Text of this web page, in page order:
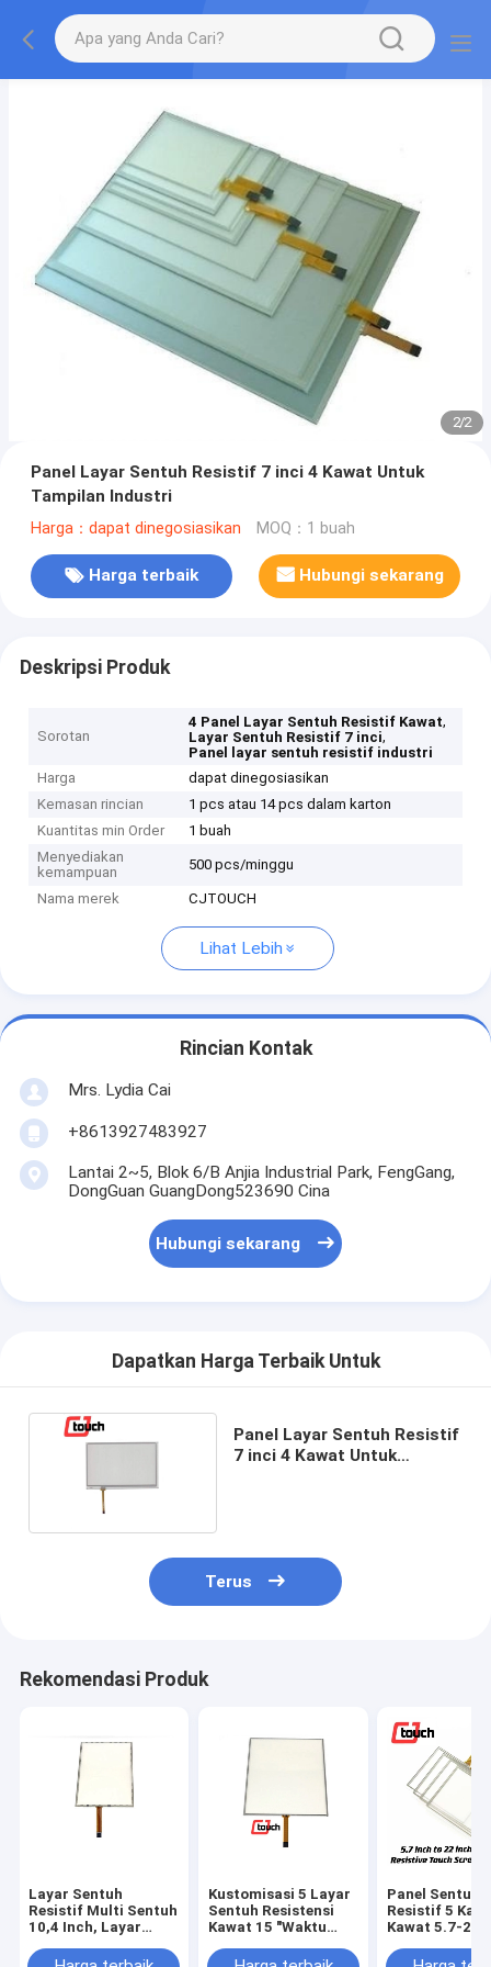
2/2
Panel Layar Sentuh Resistif 7 inci 4 Kawat Untuk
Tampilan Industri
Harga：dapat dinegosiasikan MOQ：1 buah
Harga terbaik Hubungi sekarang
Deskripsi Produk
Sorotan
4 Panel Layar Sentuh Resistif Kawat,
Layar Sentuh Resistif 7 inci,
Panel layar sentuh resistif industri
Harga
dapat dinegosiasikan
Kemasan rincian
1 pcs atau 14 pcs dalam karton
Kuantitas min Order
1 buah
Menyediakan
kemampuan
500 pcs/minggu
Nama merek CJTOUCH
Lihat Lebih
Rincian Kontak
Mrs. Lydia Cai
+8613927483927
Lantai 2~5, Blok 6/B Anjia Industrial Park, FengGang,
DongGuan GuangDong523690 Cina
Hubungi sekarang
Dapatkan Harga Terbaik Untuk
Panel Layar Sentuh Resistif
7 inci 4 Kawat Untuk
Terus
Rekomendasi Produk
Layar Sentuh
Resistif Multi Sentuh
10,4 Inch, Layar
5 Kabel
Kustomisasi 5 Layar
Sentuh Resistensi
Kawat 15 "Waktu
Panel Sentuh
Resistif 5
Kawat 5.7-22
Tahan